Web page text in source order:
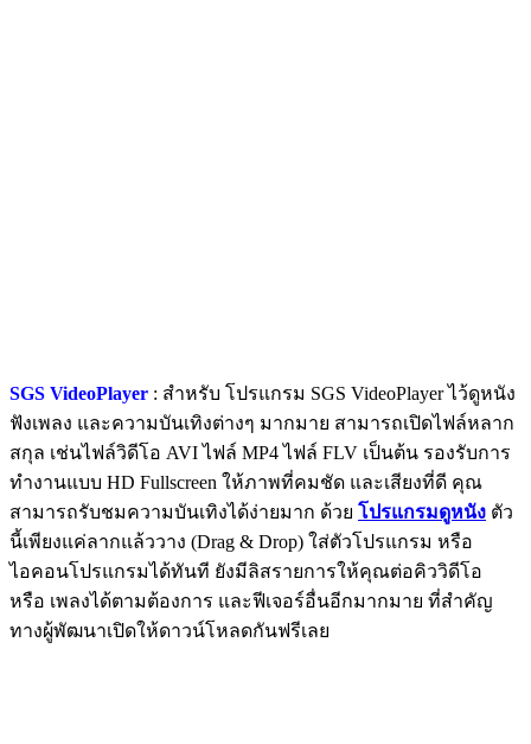
SGS VideoPlayer : สำหรับ โปรแกรม SGS VideoPlayer ไว้ดูหนัง
ฟังเพลง และความบันเทิงต่างๆ มากมาย สามารถเปิดไฟล์หลาก
สกุล เช่นไฟล์วิดีโอ AVI ไฟล์ MP4 ไฟล์ FLV เป็นต้น รองรับการ
ทำงานแบบ HD Fullscreen ให้ภาพที่คมชัด และเสียงที่ดี คุณ
สามารถรับชมความบันเทิงได้ง่ายมาก ด้วย โปรแกรมดูหนัง ตัว
นี้เพียงแค่ลากแล้ววาง (Drag & Drop) ใส่ตัวโปรแกรม หรือ
ไอคอนโปรแกรมได้ทันที ยังมีลิสรายการให้คุณต่อคิววิดีโอ
หรือ เพลงได้ตามต้องการ และฟีเจอร์อื่นอีกมากมาย ที่สำคัญ
ทางผู้พัฒนาเปิดให้ดาวน์โหลดกันฟรีเลย